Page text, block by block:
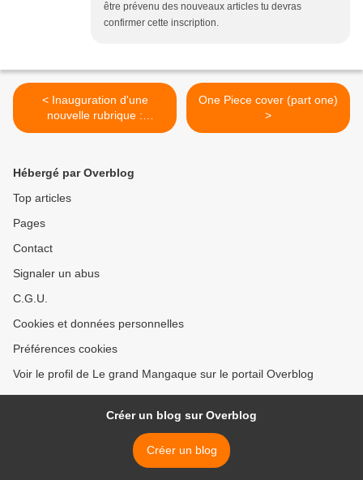
être prévenu des nouveaux articles tu devras
confirmer cette inscription.
< Inauguration d'une
nouvelle rubrique :
Concours
One Piece cover (part one)
>
Hébergé par Overblog
Top articles
Pages
Contact
Signaler un abus
C.G.U.
Cookies et données personnelles
Préférences cookies
Voir le profil de Le grand Mangaque sur le portail Overblog
Créer un blog sur Overblog
Créer un blog